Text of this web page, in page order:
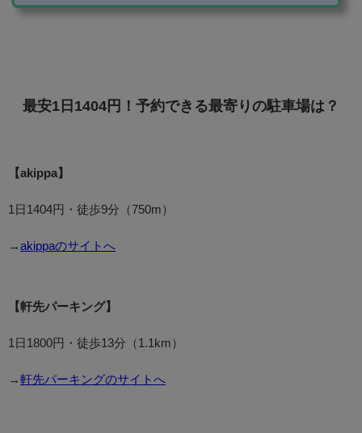
方を紹介します！ 登録方法 格安駐車場予約サイトで
最安1日1404円！予約できる最寄りの駐車場は？
【akippa】
1日1404円・徒歩9分（750m）
→ akippaのサイトへ
【軒先パーキング】
1日1800円・徒歩13分（1.1km）
→ 軒先パーキングのサイトへ